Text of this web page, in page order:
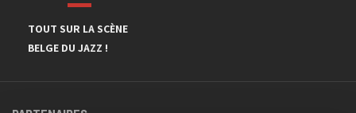
TOUT SUR LA SCÈNE
BELGE DU JAZZ !